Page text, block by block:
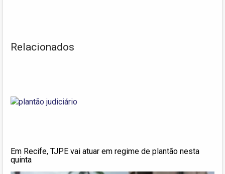
Relacionados
Em Recife, TJPE vai atuar em regime de plantão nesta
quinta